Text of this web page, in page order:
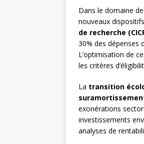
Dans le domaine
nouveaux
de recherche
30% des dépenses
L’optimisation de
les critères
La transition
exonérations
investissements
analyses de